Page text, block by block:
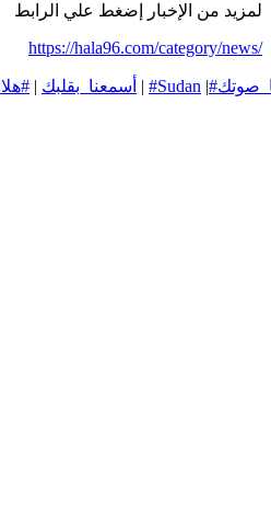
لمزيد من الإخبار إضغط علي الرابط
https://hala96.com/category/news/
#أسمعنا_بقلبك | #هلا٩٦ | #Sudan |